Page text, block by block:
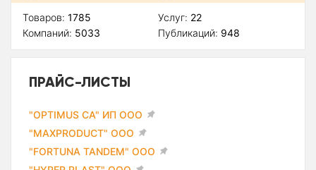
Товаров: 1785
Компаний: 5033
Услуг: 22
Публикаций: 948
ПРАЙС-ЛИСТЫ
"OPTIMUS CA" ИП ООО
"MAXPRODUCT" ООО
"FORTUNA TANDEM" ООО